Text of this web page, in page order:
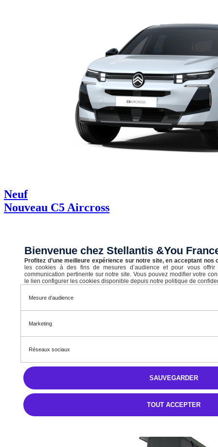
Neuf
Nouveau C5 Aircross
Hybride rechargeable
Automatique
2,6 l/100km
14,4 kWh/100km
STELLANTIS &YOU ROUEN
47 180 €
701,47 € /Mois
Après un premier loyer de 701,47 €
Bienvenue chez Stellantis &You
Profitez d’une meilleure expérience sur notre site, en acceptant nos
les cookies à des fins de mesures d’audience et pour vous offrir
communication pertinente sur notre site. Vous pouvez modifier votre
le lien configurer les cookies disponible depuis notre politique de
Mesure d’audience
Marketing
Réseaux sociaux
TOUT ACCEPTER
SAUVEGARDER